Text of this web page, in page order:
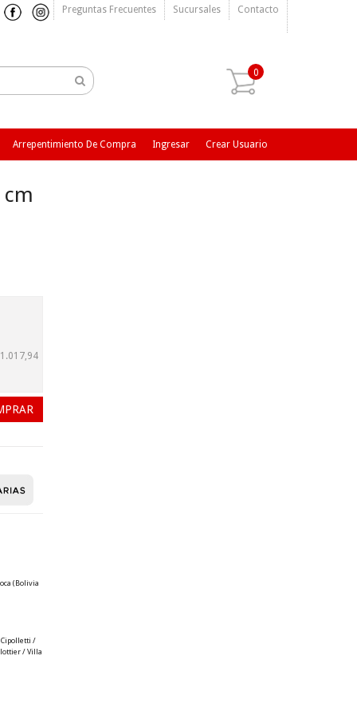
Preguntas Frecuentes Sucursales Contacto
0
Crear Usuario
Ingresar
Arrepentimiento De Compra
cm
(Bolivia
/
/ Villa